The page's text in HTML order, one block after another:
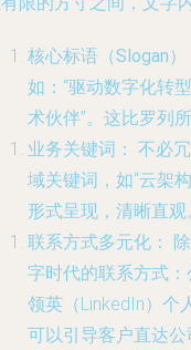
核心标语（Slogan）
如：“驱动数字化转
术伙伴”。这比罗列
业务关键词： 不必
域关键词，如“云架
形式呈现，清晰直观
联系方式多元化：
字时代的联系方式
领英（LinkedIn）个
可以引导客户直达